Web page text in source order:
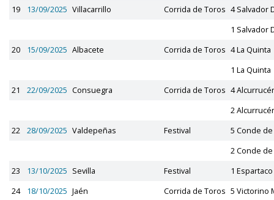
19
13/09/2025 Villacarrillo Corrida de Toros 4 Salvador
1 Salvador
20
15/09/2025 Albacete Corrida de Toros 4 La Quinta
1 La Quinta
21
22/09/2025 Consuegra Corrida de Toros 4
2
22
28/09/2025 Valdepeñas Festival
5 Conde
2 Conde
23
13/10/2025 Sevilla Festival
1 Espartaco
24
18/10/2025 Jaén Corrida de Toros 5 Victorino